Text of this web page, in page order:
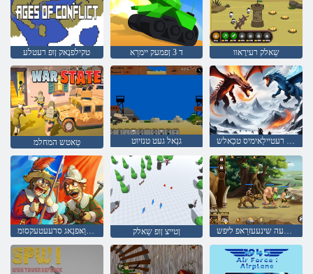
טקילפנָאק ןופ רעטלע ד 3 ןפמעק יימרַא שַאלק רעירָאוו
טַאטש המחלמ גנַאל געט טנזיוט ןטסַאקדמַאז - רעטיילַאימיס טכַאלש
לָאטש סוו רעדוַאּפנַאג סרעעטעקסומ ןטייצ ןופ שַאלק סטימ ןופ סעָארעה שינעעזרַאפ ליּפש